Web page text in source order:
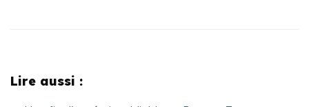
Lire aussi :